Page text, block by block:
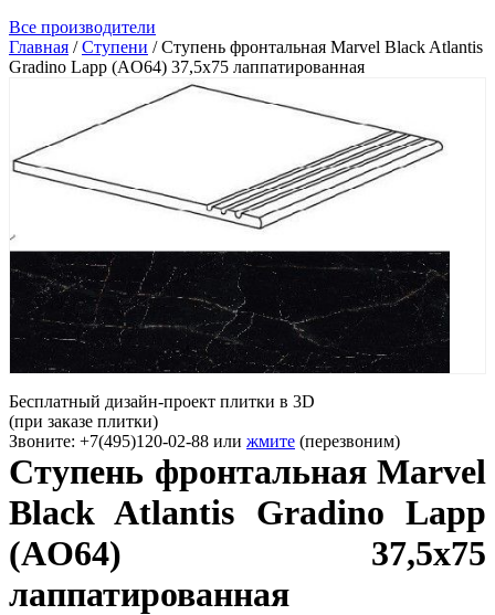
Все производители
Главная /Ступени /Ступень фронтальная Marvel Black Atlantis
Gradino Lapp (AO64) 37,5x75 лаппатированная
Бесплатный дизайн-проект плитки в 3D
(при заказе плитки)
Звоните: +7(495)120-02-88 или жмите (перезвоним)
Ступень фронтальная Marvel
Black Atlantis Gradino Lapp
(AO64) 37,5x75
лаппатированная